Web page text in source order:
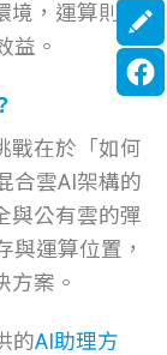
境，運算則由
益。
戰在於「如何
合雲AI架構的
與公有雲的彈
與運算位置，
方案。
的AI助理方